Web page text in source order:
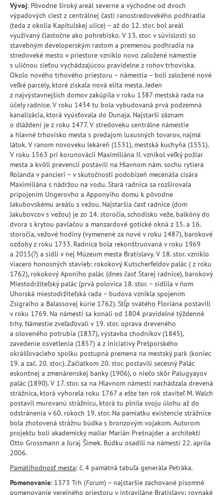
Vývoj: Pôvodne široký areál severne a východne od dvoch
výpadových ciest z centrálnej časti ranostredovekého podhradia
(teda z okolia Kapitulskej ulice) – až do 12. stor. bol areál
využívaný čiastočne ako pohrebisko. V 13. stor. v súvislosti so
stavebným developerským rastom a premenou podhradia na
stredoveké mesto v priestore vzniklo novo založené námestie
s uličnou sieťou vychádzajúcou pravidelne z rohov trhoviska.
Okolo nového trhového priestoru – námestia – boli založené nové
veľké parcely, ktoré získala nová elita mesta. Jeden
z najvýstavnejších domov zakúpila v roku 1387 mestská rada na
účely radnice. V roku 1434 tu bola vybudovaná prvá podzemná
kanalizácia, ktorá vyúsťovala do Dunaja. Najstarší záznam
o dláždení je z roku 1477. V stredoveku centrálne námestie
a hlavné trhovisko mesta s predajom luxusných tovarov, najmä
látok. V ranom novoveku lekáreň (1531), mestská kuchyňa (1551).
V roku 1563 pri korunovácii Maximiliána II. vznikol veľký požiar
mesta a kvôli prevencii postavili na Hlavnom nám. sochu rytiera
Rolanda v pancieri – v skutočnosti podobizeň mecenáša cisára
Maximiliána s nádržou na vodu. Stará radnica sa rozširovala
pripojením Ungerovho a Apponyiho domu k pôvodne
Jakubovskému areálu s vežou. Najstaršia časť radnice (dom
Jakubovcov s vežou) je zo 14. storočia, schodisko veže, balkóny do
dvora s krytou pavlačou a manzardové gotické okná z 15. a 16.
storočia, vežové hodiny (vymenené za nové v roku 1487), barokové
ozdoby z roku 1733. Radnica bola rekonštruovaná v roku 1969
a 2015(?) a sídli v nej Múzeum mesta Bratislavy. V 18. stor. vzniklo
viacero honosných stavieb: rokokový Kutscherfeldov palác ( z roku
1762), rokokový Aponiho palác (dnes časť Starej radnice), barokový
Miestodržiteľský palác (prvá polovica 18. stor. – sídlila v ňom
Uhorská miestodržiteľská rada – budova vznikla spojením
Zsigraiho a Balassovej kúrie 1762). Stĺp svätého Floriána postavili
v roku 1769. Na námestí sa konali od 1804 pravidelné týždenné
trhy. Námestie zveľaďovali v 19. stor. oprava dreveného
a oloveného potrubia (1837), výstavba chodníkov (1845),
zavedenie osvetlenia (1857) a z iniciatívy Prešporského
okrášľovacieho spolku postupná premena na mestský park (koniec
19. a zač. 20. stor.). Začiatkom 20. stor. postavili secesný Palác
eskontnej a zmenárenskej banky (1906), o niečo skôr Palugyayov
palác (1890). V 17. stor. sa na Hlavnom námestí nachádzala drevená
strážnica, ktorá vyhorela roku 1767 a ešte ten rok staviteľ M. Walch
postavil murovanú strážnicu, ktorá tu plnila svoju úlohu až do
odstránenia v 60. rokoch 19. stor. Na pamiatku existencie strážnice
bola zhotovená strážnu búdka s bronzovým vojakom. Autorom
projektu boli akademický maliar Marián Prešnajder a architekti
Otto Grossmann a Juraj Šimek. Búdku osadili na námestí 22. apríla
2006.
Pamätihodnosť mesta: č. 4 pamätná tabuľa generála Petráka.
Pomenovanie: 1373 Trh (Forum) – najstaršie zachované písomné
pomenovanie verejného priestoru v intraviláne Bratislavy; rovnaké